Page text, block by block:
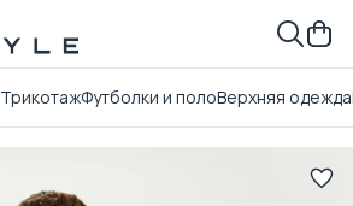
ТрикотажФутболки и полоВерхняя одежда